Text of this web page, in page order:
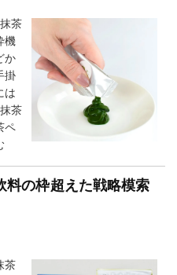
茶
機
か
掛
は
茶
ペ
の枠超えた戦略模索
茶